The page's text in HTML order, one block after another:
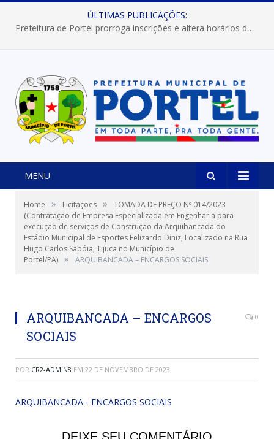
ÚLTIMAS PUBLICAÇÕES:
Prefeitura de Portel prorroga inscrições e altera horários dos concursos “Musa” e “Miss Mix Verão 2026”
MENU
Home » Licitações »
TOMADA DE PREÇO Nº 014/2023
(Contratação de Empresa Especializada em Engenharia para
execução de serviços de Construção da Arquibancada do
Estádio Municipal de Esportes Felizardo Diniz, Localizado na Rua
Hugo Carlos Sabóia, Tijuca no Município de
Portel/PA) » ARQUIBANCADA – ENCARGOS SOCIAIS
ARQUIBANCADA – ENCARGOS
SOCIAIS
0
POR CR2-ADMIN8 EM 22 DE NOVEMBRO DE 2023
ARQUIBANCADA - ENCARGOS SOCIAIS